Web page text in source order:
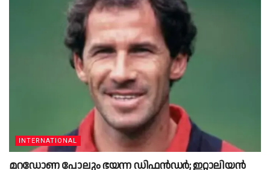
INTERNATIONAL
മറഡോണ പോലും ഭയന്ന ഡിഫൻഡർ; ഇറ്റാലിയൻ